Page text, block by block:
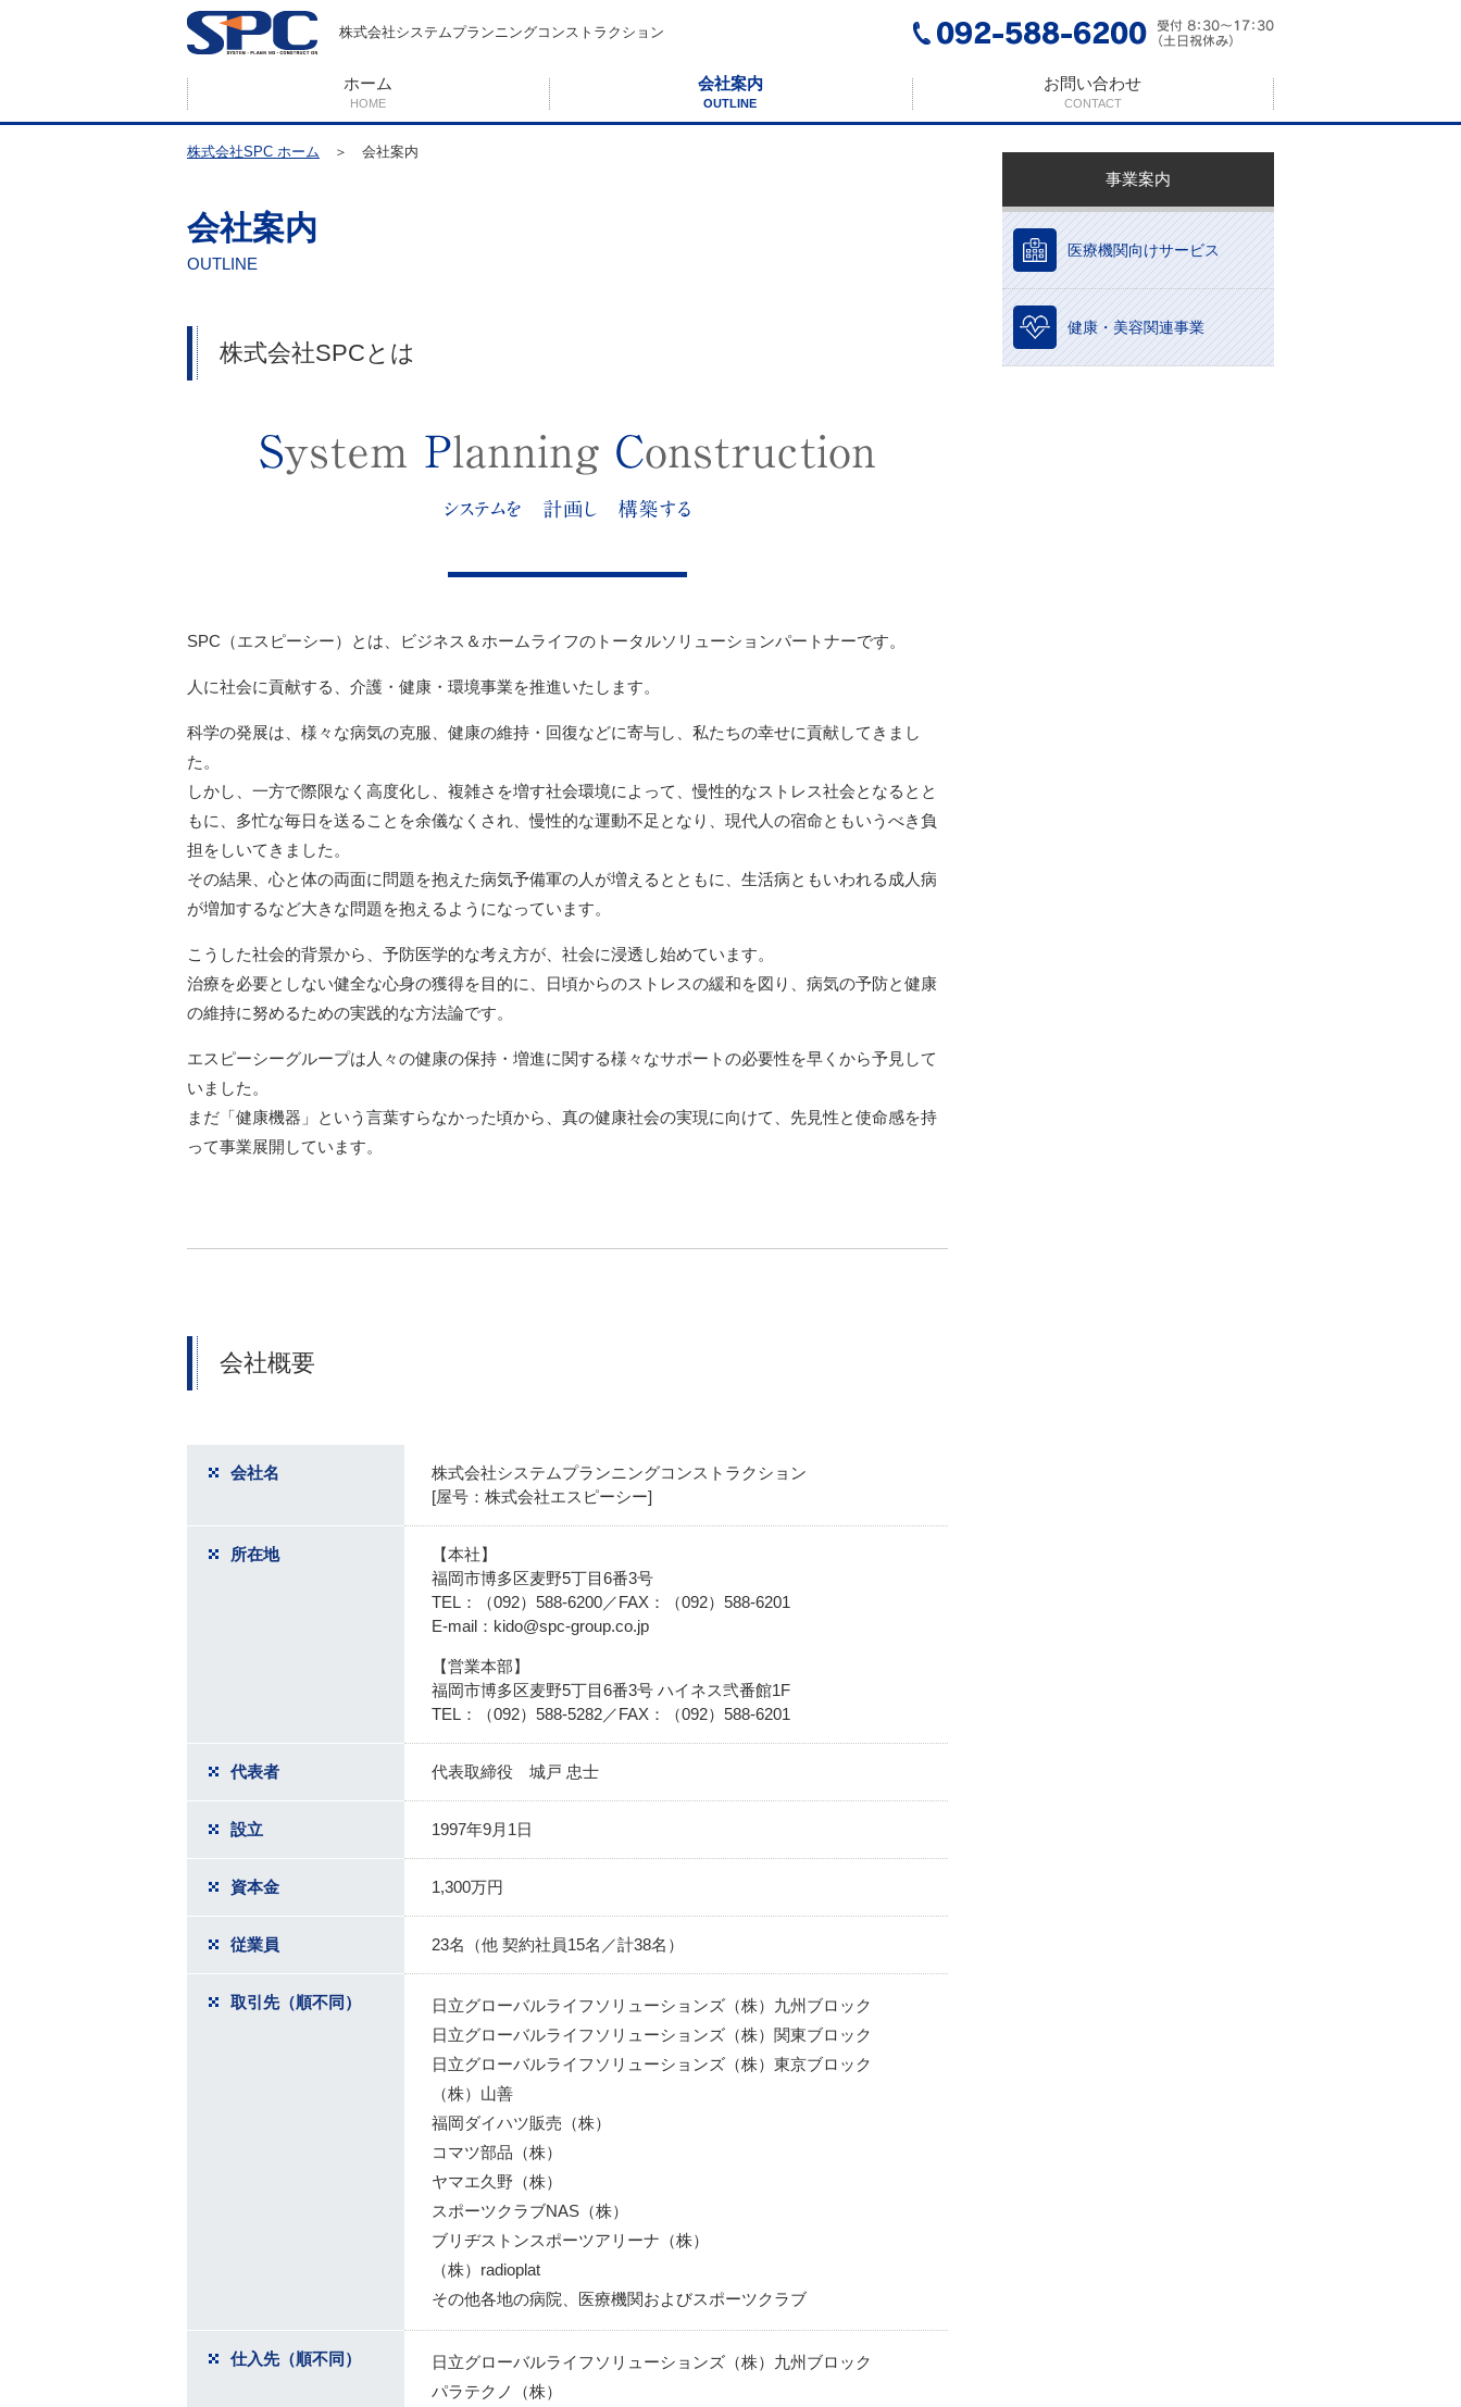
株式会社システムプランニングコンストラクション
ホーム
HOME
会社案内
OUTLINE
お問い合わせ
CONTACT
株式会社SPC ホーム ＞ 会社案内
会社案内
OUTLINE
株式会社SPCとは
SPC（エスピーシー）とは、ビジネス＆ホームライフのトータルソリューションパートナーです。
人に社会に貢献する、介護・健康・環境事業を推進いたします。
科学の発展は、様々な病気の克服、健康の維持・回復などに寄与し、私たちの幸せに貢献してきまし
た。
しかし、一方で際限なく高度化し、複雑さを増す社会環境によって、慢性的なストレス社会となるとと
もに、多忙な毎日を送ることを余儀なくされ、慢性的な運動不足となり、現代人の宿命ともいうべき負
担をしいてきました。
その結果、心と体の両面に問題を抱えた病気予備軍の人が増えるとともに、生活病ともいわれる成人病
が増加するなど大きな問題を抱えるようになっています。
こうした社会的背景から、予防医学的な考え方が、社会に浸透し始めています。
治療を必要としない健全な心身の獲得を目的に、日頃からのストレスの緩和を図り、病気の予防と健康
の維持に努めるための実践的な方法論です。
エスピーシーグループは人々の健康の保持・増進に関する様々なサポートの必要性を早くから予見して
いました。
まだ「健康機器」という言葉すらなかった頃から、真の健康社会の実現に向けて、先見性と使命感を持
って事業展開しています。
会社概要
会社名
株式会社システムプランニングコンストラクション
[屋号：株式会社エスピーシー]
所在地
【本社】
福岡市博多区麦野5丁目6番3号
TEL：（092）588-6200／FAX：（092）588-6201
E-mail：kido@spc-group.co.jp
【営業本部】
福岡市博多区麦野5丁目6番3号 ハイネス弐番館1F
TEL：（092）588-5282／FAX：（092）588-6201
代表者 代表取締役 城戸 忠士
設立 1997年9月1日
資本金 1,300万円
従業員 23名（他 契約社員15名／計38名）
取引先（順不同）
日立グローバルライフソリューションズ（株）九州ブロック
日立グローバルライフソリューションズ（株）関東ブロック
日立グローバルライフソリューションズ（株）東京ブロック
（株）山善
福岡ダイハツ販売（株）
コマツ部品（株）
ヤマエ久野（株）
スポーツクラブNAS（株）
ブリヂストンスポーツアリーナ（株）
（株）radioplat
その他各地の病院、医療機関およびスポーツクラブ
仕入先（順不同）
日立グローバルライフソリューションズ（株）九州ブロック
パラテクノ（株）
事業案内
医療機関向けサービス
健康・美容関連事業